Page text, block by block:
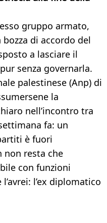
gruppo armato,
di accordo del
a lasciare il
senza governarla.
palestinese (Anp) di
la
nell’incontro tra
fa: un
è fuori
non resta che
con funzioni
l’ex diplomatico